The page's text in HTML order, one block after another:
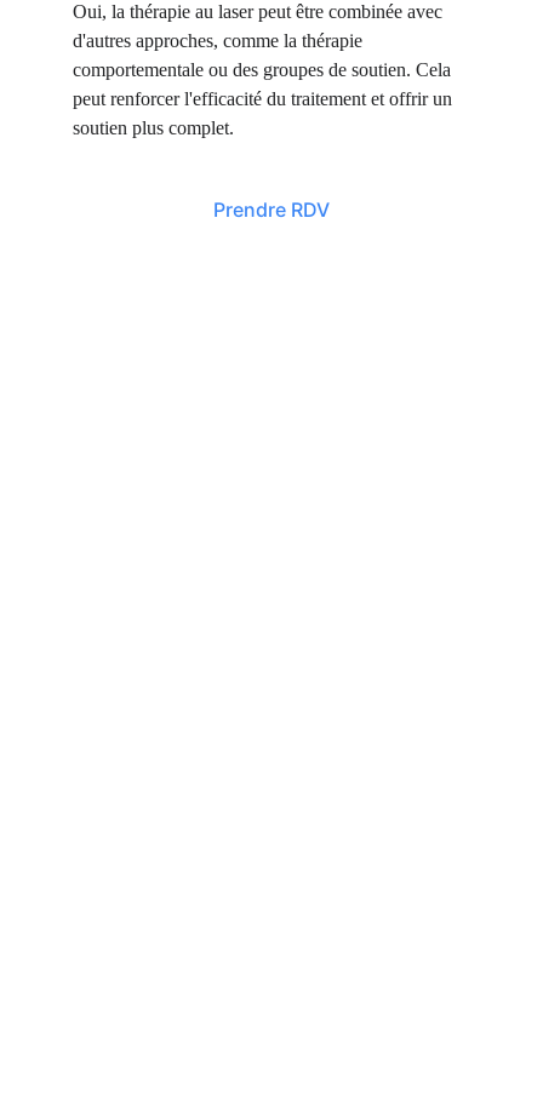
Oui, la thérapie au laser peut être combinée avec
d'autres approches, comme la thérapie
comportementale ou des groupes de soutien. Cela
peut renforcer l'efficacité du traitement et offrir un
soutien plus complet.
Prendre RDV